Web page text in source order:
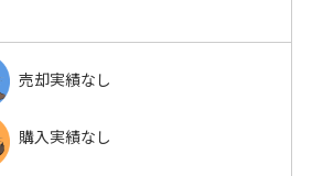
売却実績なし
購入実績なし